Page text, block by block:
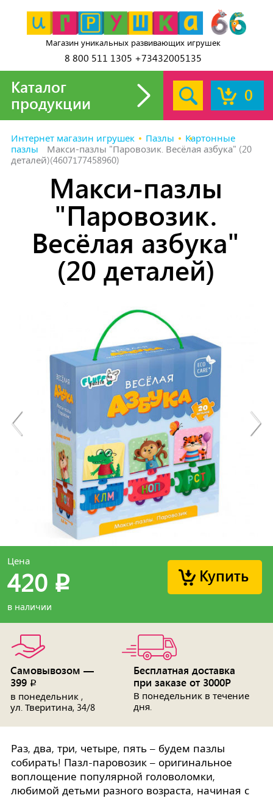
Магазин уникальных развивающих игрушек
8 800 511 1305 +73432005135
0
Каталог
продукции
Интернет магазин игрушек Пазлы
Картонные
пазлы
Макси-пазлы "Паровозик. Весёлая азбука" (20
деталей)(4607177458960)
Макси-пазлы
"Паровозик.
Весёлая азбука"
(20 деталей)
Купить
Цена
420 p
в наличии
Самовывозом —
399 p
в понедельник ,
ул. Тверитина, 34/8
Бесплатная доставка
при заказе от 3000Р
В понедельник в течение
дня.
Раз, два, три, четыре, пять – будем пазлы
собирать! Пазл-паровозик – оригинальное
воплощение популярной головоломки,
любимой детьми разного возраста, начиная с